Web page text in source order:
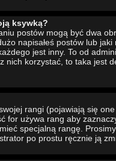
ksywką?
postów mogą być dwa
napisałeś postów lub
jest inny. To od
nich korzystać, to taka jest
rangi (pojawiają się
for używa rang aby
specjalną rangę.
po prostu ręcznie ją